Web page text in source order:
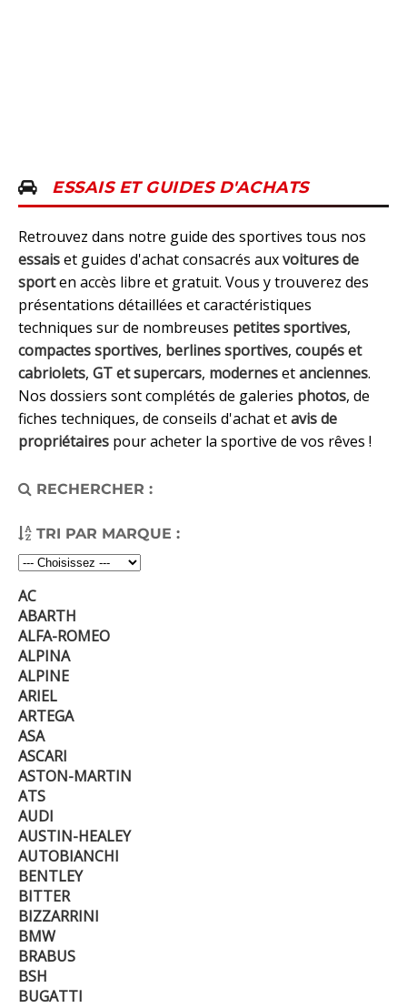
ESSAIS ET GUIDES D'ACHATS
Retrouvez dans notre guide des sportives tous nos
essaiset guides d'achat consacrés auxvoitures de
sporten accès libre et gratuit. Vous y trouverez des
présentations détaillées et caractéristiques
techniques sur de nombreuses petites sportives,
compactes sportives, berlines sportives, coupés et
cabriolets, GT et supercars, modernesetanciennes.
Nos dossiers sont complétés de galeries photos, de
fiches techniques, de conseils d'achat etavis de
propriétaires pour acheter la sportive de vos rêves !
RECHERCHER :
TRI PAR MARQUE :
AC
ABARTH
ALFA-ROMEO
ALPINA
ALPINE
ARIEL
ARTEGA
ASA
ASCARI
ASTON-MARTIN
ATS
AUDI
AUSTIN-HEALEY
AUTOBIANCHI
BENTLEY
BITTER
BIZZARRINI
BMW
BRABUS
BSH
BUGATTI